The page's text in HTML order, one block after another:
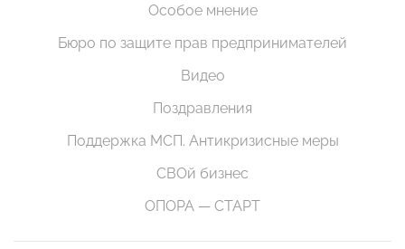
Особое мнение
Бюро по защите прав предпринимателей
Видео
Поздравления
Поддержка МСП. Антикризисные меры
СВОй бизнес
ОПОРА — СТАРТ